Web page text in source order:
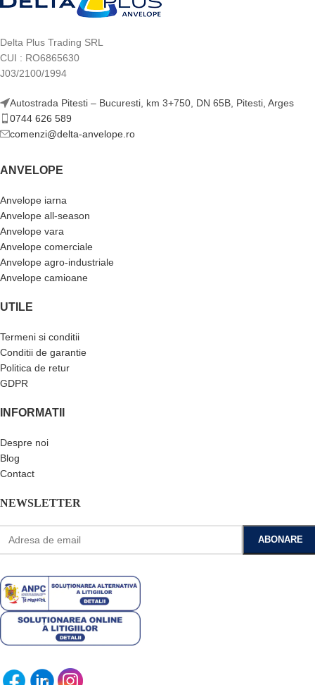
Delta Plus Trading SRL
CUI : RO6865630
J03/2100/1994
Autostrada Pitesti – Bucuresti, km 3+750, DN 65B, Pitesti, Arges
0744 626 589
comenzi@delta-anvelope.ro
ANVELOPE
Anvelope iarna
Anvelope all-season
Anvelope vara
Anvelope comerciale
Anvelope agro-industriale
Anvelope camioane
UTILE
Termeni si conditii
Conditii de garantie
Politica de retur
GDPR
INFORMATII
Despre noi
Blog
Contact
NEWSLETTER